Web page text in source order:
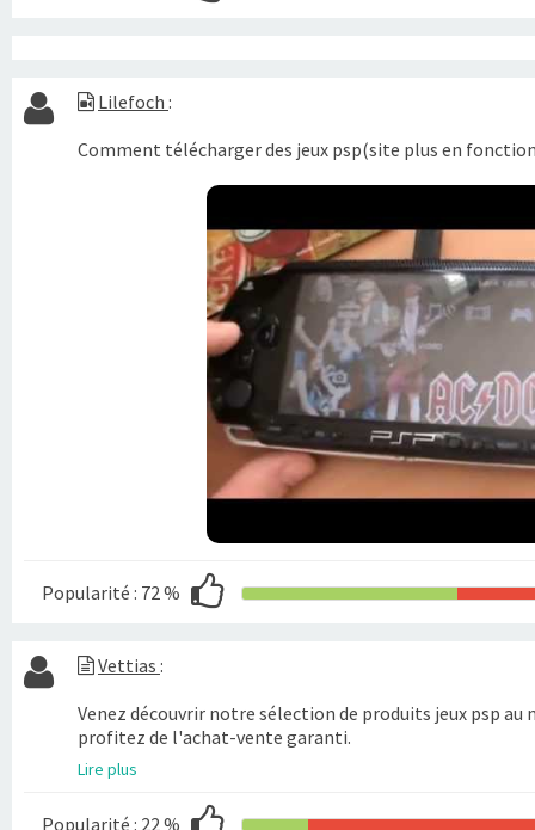
Lilefoch :
Comment télécharger des jeux psp(site plus en
Popularité : 72 %
Vettias :
Venez découvrir notre sélection de produits jeux psp
profitez de l'achat-vente garanti.
Lire plus
Popularité : 22 %